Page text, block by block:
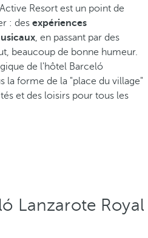
Resort est un point de
: des expériences
, en passant par des
beaucoup de bonne humeur.
de l'hôtel Barceló
la forme de la "place du village"
et des loisirs pour tous les
Lanzarote Royal